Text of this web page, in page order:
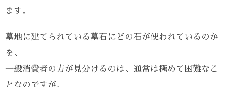
ます。
墓地に建てられている墓石にどの石が使われているのか
を、
一般消費者の方が見分けるのは、通常は極めて困難なこ
となのですが、